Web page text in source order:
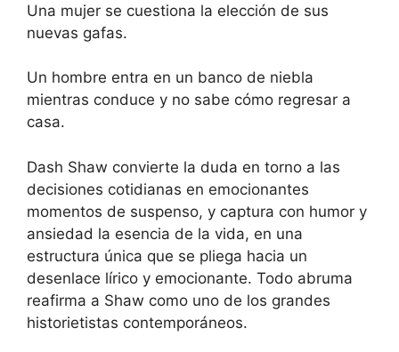
Una mujer se cuestiona la elección de sus
nuevas gafas.
Un hombre entra en un banco de niebla
mientras conduce y no sabe cómo regresar a
casa.
Dash Shaw convierte la duda en torno a las
decisiones cotidianas en emocionantes
momentos de suspenso, y captura con humor y
ansiedad la esencia de la vida, en una
estructura única que se pliega hacia un
desenlace lírico y emocionante. Todo abruma
reafirma a Shaw como uno de los grandes
historietistas contemporáneos.